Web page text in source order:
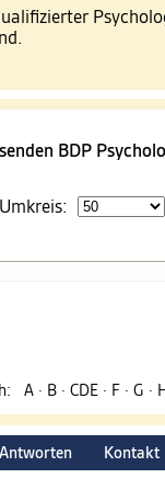
BDP
Umkreis:
A· B· CDE· F· G ·
Kontakt